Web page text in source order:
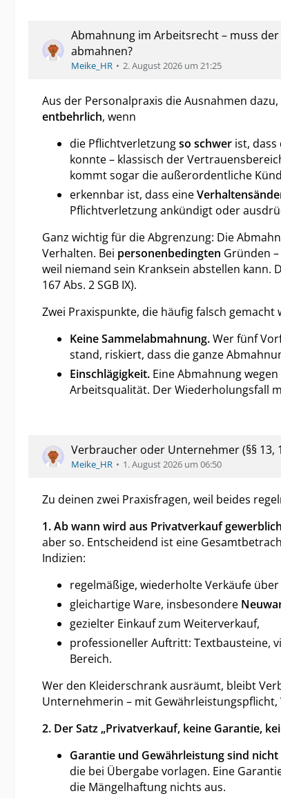
Abmahnung im Arbeitsrecht – muss
abmahnen?
Meike_HR 2. August 2026 um 21:25
Aus der Personalpraxis die Ausnahmen
entbehrlich, wenn
die Pflichtverletzungso schwer ist,
konnte – klassisch der
kommt sogar die außerordentliche
erkennbar ist, dass eine
Pflichtverletzung ankündigt oder
Ganz wichtig für die Abgrenzung: Die
Verhalten. Bei personenbedingten Gründen
weil niemand sein Kranksein abstellen
167 Abs. 2 SGB IX).
Zwei Praxispunkte, die häufig falsch gemacht
Keine Sammelabmahnung.Wer fünf
stand, riskiert, dass die ganze
Einschlägigkeit. Eine Abmahnung
Arbeitsqualität. Der Wiederholungsfall
Verbraucher oder Unternehmer (§§ 13,
Meike_HR 1. August 2026 um 06:50
Zu deinen zwei Praxisfragen, weil beides
1. Ab wann wird aus Privatverkauf
aber so. Entscheidend ist eine
Indizien:
regelmäßige, wiederholte Verkäufe
gleichartige Ware, insbesondere
gezielter Einkauf zum Weiterverkauf,
professioneller Auftritt: Textbausteine,
Bereich.
Wer den Kleiderschrank ausräumt, bleibt
Unternehmerin – mit
2. Der Satz „Privatverkauf, keine Garantie,
Garantie und Gewährleistung sind nicht
die bei Übergabe vorlagen. Eine
die Mängelhaftung nichts aus.